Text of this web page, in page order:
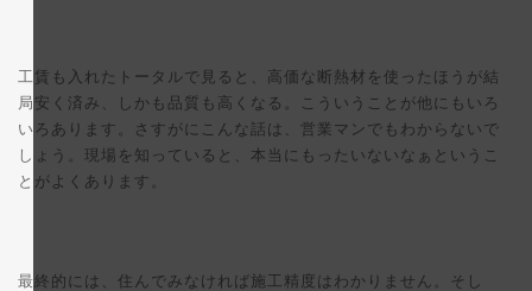
工賃も入れたトータルで見ると、高価な断熱材を使ったほうが結
局安く済み、しかも品質も高くなる。こういうことが他にもいろ
いろあります。さすがにこんな話は、営業マンでもわからないで
しょう。現場を知っていると、本当にもったいないなぁというこ
とがよくあります。
最終的には、住んでみなければ施工精度はわかりません。そし